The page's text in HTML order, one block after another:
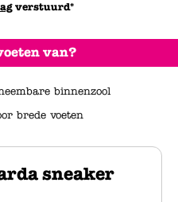
van?
binnenzool
brede voeten
sneaker
verstuurd*